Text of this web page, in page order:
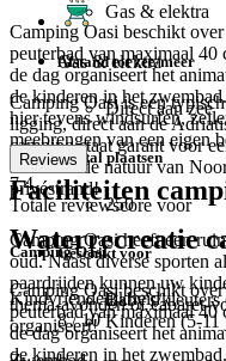
Camping Oasi beschikt
peuterbad van maximaal
de dag organiseert het
de kinderen in het
hier tevens windsurfen,
meebrengen van een eigen
Faciliteiten
Camping Oasi heeft een
oud. Naast diverse sporten
paardrijden kunnen uw
thema-avonden of cabaret-
organiseert!
Gas & elektra
Camping Oasi is een
ligging, direct aan de
camping staat garant voor
schitterende natuur van
privéstrand!
Waterrecreatie
Camping Oasi beschikt
peuterbad van maximaal
de dag organiseert het
de kinderen in het
Gas & elektra
Afstand tot zee/meer
Direct aan zee
Aantal plaatsen
250
Geschikt voor
Baby's/kleuters
Kinderen (5-11
Reviews
7.4
Totale reviewscore voor
Camping Oasi
Kindvriendelijkheid
8/ 10